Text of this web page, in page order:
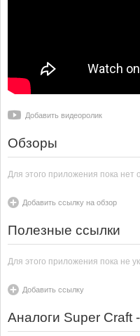
Добавить видеоролик
Обзоры
Для этого приложения пока нет
Добавить ссылку на обзор
Полезные ссылки
Для этого приложения пока не
Добавить ссылку
Аналоги Super Craft